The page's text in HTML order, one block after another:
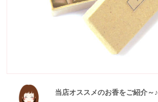
当店オススメのお香をご紹介～♪